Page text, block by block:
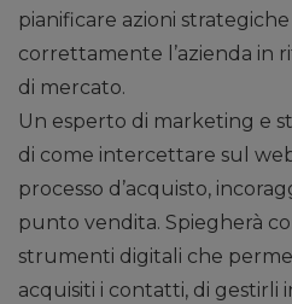
pianificare azioni strategiche
correttamente l’azienda in
di mercato.
Un esperto di marketing e
di come intercettare sul
processo d’acquisto,
punto vendita. Spiegherà
strumenti digitali che
acquisiti i contatti, di gestirli